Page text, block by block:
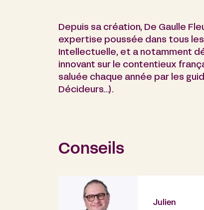
Depuis sa création, De Gaulle
expertise poussée dans tous
Intellectuelle, et a notamment
innovant sur le contentieux
saluée chaque année par les
Décideurs…).
Conseils
Julien